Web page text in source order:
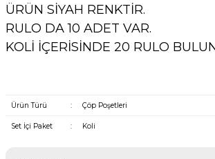
ÜRÜN SİYAH RENKTİR.
RULO DA 10 ADET VAR.
KOLİ İÇERİSİNDE 20 RULO
Ürün Türü : Çöp Poşetleri
Set İçi Paket : Koli